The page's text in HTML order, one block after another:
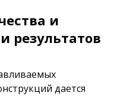
и
результатов
дается